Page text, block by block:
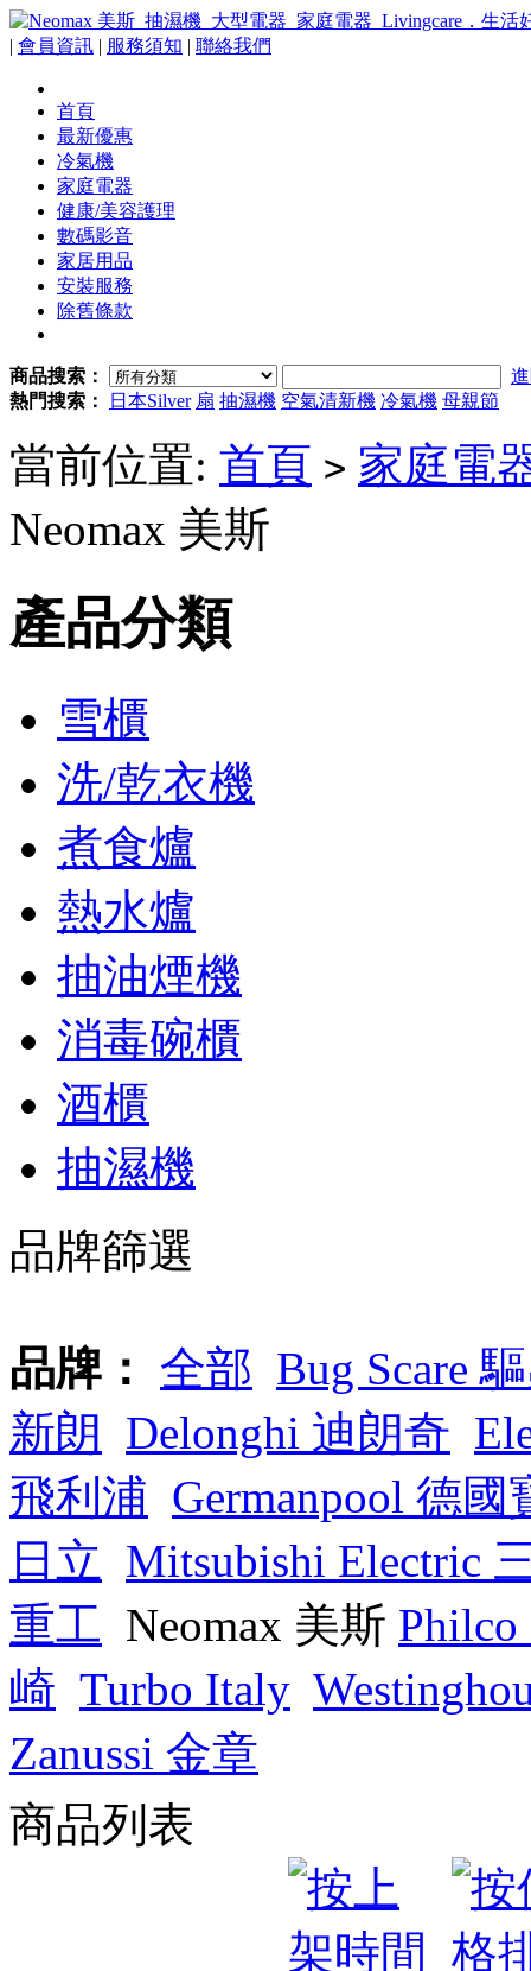
| 會員資訊 | 服務須知 | 聯絡我們
首頁
最新優惠
冷氣機
家庭電器
健康/美容護理
數碼影音
家居用品
安裝服務
除舊條款
商品搜索：
熱門搜索：
日本Silver 扇 抽濕機 空氣清新機 冷氣機 母親節
當前位置: 首頁 > 家庭電
Neomax 美斯
產品分類
雪櫃
洗/乾衣機
煮食爐
熱水爐
抽油煙機
消毒碗櫃
酒櫃
抽濕機
品牌篩選
品牌： 全部 Bug Scare
新朗 Delonghi 迪朗奇
飛利浦 Germanpool 德國
日立 Mitsubishi Electric
重工 Neomax 美斯
崎 Turbo Italy
Zanussi 金章
商品列表